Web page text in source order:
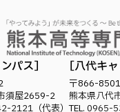
パス
須屋2659-2
2121 （代表）
八代キ
〒866-8501
熊本県八代
TEL. 0965-